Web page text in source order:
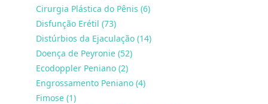
Cirurgia Plástica do Pênis (6)
Disfunção Erétil (73)
Distúrbios da Ejaculação (14)
Doença de Peyronie (52)
Ecodoppler Peniano (2)
Engrossamento Peniano (4)
Fimose (1)